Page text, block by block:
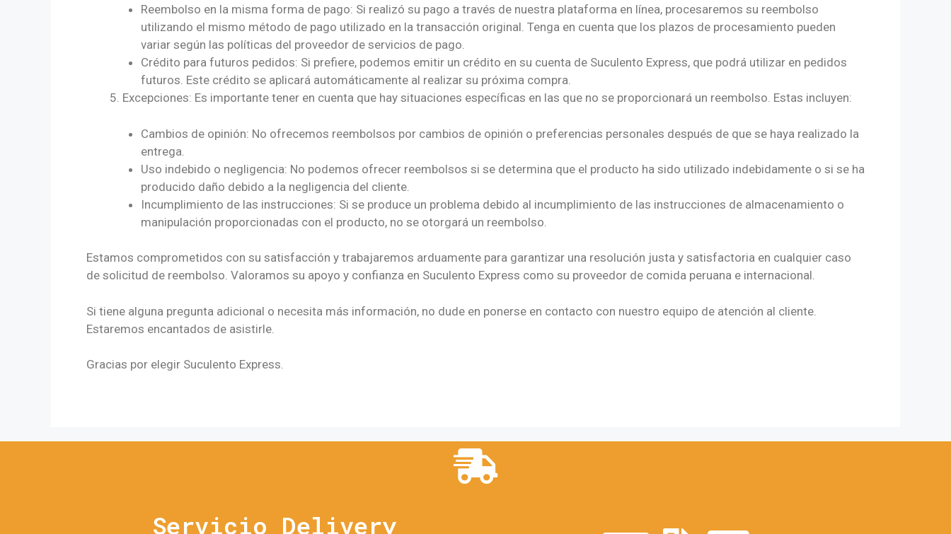
Reembolso en la misma forma de pago: Si realizó su pago a través de nuestra plataforma en línea, procesaremos su reembolso
utilizando el mismo método de pago utilizado en la transacción original. Tenga en cuenta que los plazos de procesamiento pueden
variar según las políticas del proveedor de servicios de pago.
Crédito para futuros pedidos: Si prefiere, podemos emitir un crédito en su cuenta de Suculento Express, que podrá utilizar en pedidos
futuros. Este crédito se aplicará automáticamente al realizar su próxima compra.
Excepciones: Es importante tener en cuenta que hay situaciones específicas en las que no se proporcionará un reembolso. Estas incluyen:
Cambios de opinión: No ofrecemos reembolsos por cambios de opinión o preferencias personales después de que se haya realizado la
entrega.
Uso indebido o negligencia: No podemos ofrecer reembolsos si se determina que el producto ha sido utilizado indebidamente o si se ha
producido daño debido a la negligencia del cliente.
Incumplimiento de las instrucciones: Si se produce un problema debido al incumplimiento de las instrucciones de almacenamiento o
manipulación proporcionadas con el producto, no se otorgará un reembolso.
Estamos comprometidos con su satisfacción y trabajaremos arduamente para garantizar una resolución justa y satisfactoria en cualquier caso
de solicitud de reembolso. Valoramos su apoyo y confianza en Suculento Express como su proveedor de comida peruana e internacional.
Si tiene alguna pregunta adicional o necesita más información, no dude en ponerse en contacto con nuestro equipo de atención al cliente.
Estaremos encantados de asistirle.
Gracias por elegir Suculento Express.
Servicio Delivery